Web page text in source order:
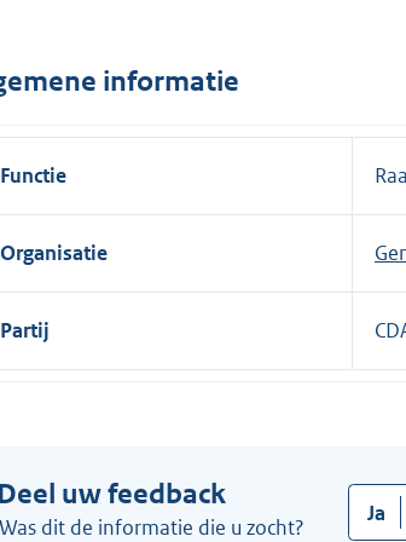
l
n
:
informatie
Functie
Organisatie
Partij
uw feedback
Was dit de informatie die u zocht?
Ja